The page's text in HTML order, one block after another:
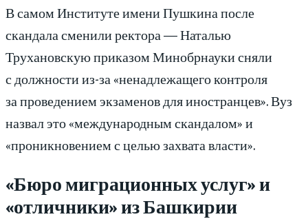
В самом Институте имени Пушкина после
скандала сменили ректора — Наталью
Трухановскую приказом Минобрнауки сняли
с должности из-за «ненадлежащего контроля
за проведением экзаменов для иностранцев». Вуз
назвал это «международным скандалом» и
«проникновением с целью захвата власти».
«Бюро миграционных услуг» и
«отличники» из Башкирии